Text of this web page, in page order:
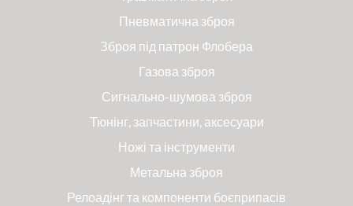
Пневматична зброя
Зброя під патрон Флобера
Газова зброя
Сигнально-шумова зброя
Тюнінг, запчастини, аксесуари
Ножі та інструменти
Метальна зброя
Релоадінг та компоненти боєприпасів